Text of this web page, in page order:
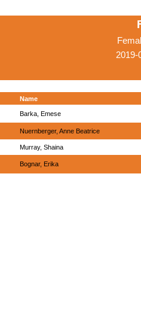
2019-
Name
Barka, Emese
Nuernberger, Anne Beatrice
Murray, Shaina
Bognar, Erika